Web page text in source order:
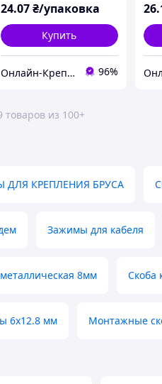
24.07₴/упаковка
Купить
Онлайн-Крепеж 96%
26
товаров из 100+
ДЛЯ КРЕПЛЕНИЯ БРУСА
Зажимы для кабеля
8мм Скоба
6х12.8 мм Монтажные